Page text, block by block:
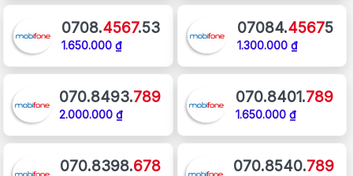
0708.4567.53
1.650.000 ₫
07084.45675
1.300.000 ₫
070.8493.789
2.000.000 ₫
070.8401.789
1.650.000 ₫
070.8398.678 070.8540.789